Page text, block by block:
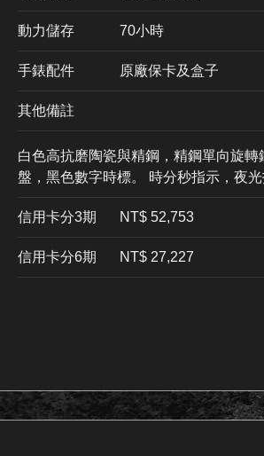
動力儲存 70小時
手錶配件 原廠保卡及盒子
其他備註
白色高抗磨陶瓷與精鋼，精鋼單向旋轉
盤，黑色數字時標。 時分秒指示，夜光
信用卡分3期 ​NT$ 52,753
信用卡分6期 NT$ 27,227